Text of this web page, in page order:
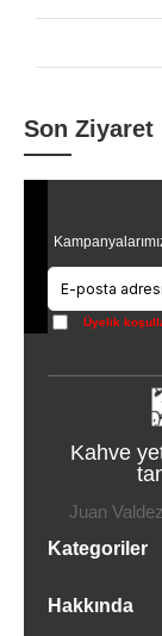
Son
Üyelik
Kahve
Juan
Kategoriler
Hakkında